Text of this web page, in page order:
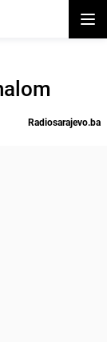
Radiosarajevo.ba